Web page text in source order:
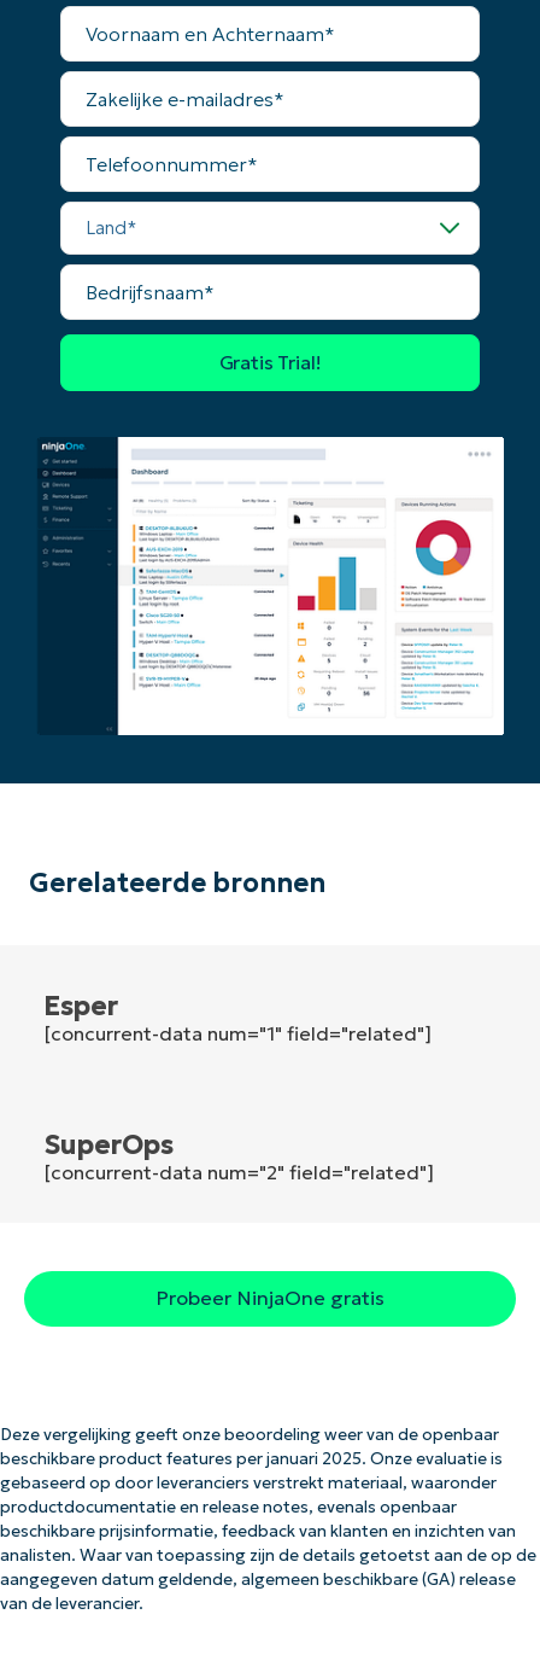
Voornaam
Achternaam*
Zakelijke
mailadres*
Telefoonnummer*
Land*
Bedrijfsnaam*
Gerelateerde bronnen
Esper
[concurrent-data num="1" field="related"]
SuperOps
[concurrent-data num="2" field="related"]
Probeer NinjaOne gratis
Begin uw trial van 14 dagen
Geen creditcard nodig, volledige toegang tot
email*
Company
name*
Deze vergelijking geeft onze beoordeling weer van de openbaar
beschikbare product features per januari 2025. Onze evaluatie is
gebaseerd op door leveranciers verstrekt materiaal, waaronder
productdocumentatie en release notes, evenals openbaar
beschikbare prijsinformatie, feedback van klanten en inzichten van
analisten. Waar van toepassing zijn de details getoetst aan de op de
aangegeven datum geldende, algemeen beschikbare (GA) release
van de leverancier.